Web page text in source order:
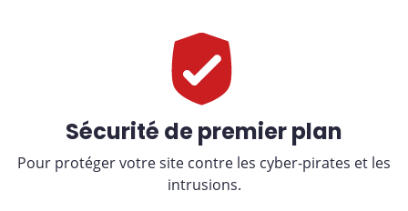
Sécurité de premier plan
Pour protéger votre site contre les cyber-pirates et les
intrusions.